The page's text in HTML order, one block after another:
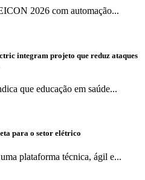
2026 com automação...
integram projeto que reduz ataques
que educação em saúde...
para o setor elétrico
plataforma técnica, ágil e...